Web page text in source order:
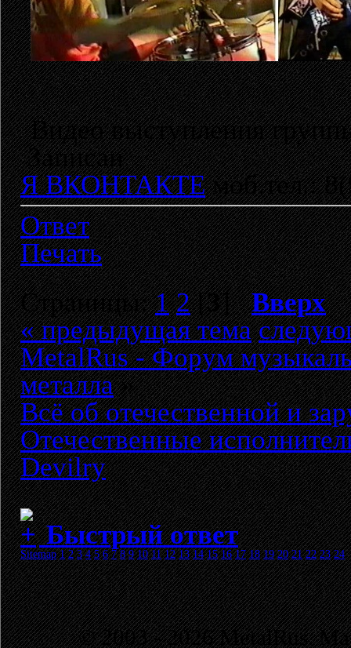
Видео выступления
Записан
Я ВКОНТАКТЕмоб.тел.:
Ответ
Печать
Страницы:1 2[3]Вверх
« предыдущая тема
MetalRus - Форум
металла»
Всё об отечественной и
Отечественные
Devilry
Быстрый ответ
Sitemap 1 2 3 4 5 6 7 8 9 10 11 12 13 14 15 16 17 18 19 20 21 22 23 24
© 2003 - 2026 MetalRus.